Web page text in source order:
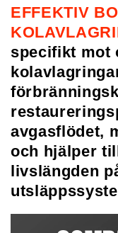
EFFEKTIV
specifikt mot
avgasflödet,
och hjälper
livslängden